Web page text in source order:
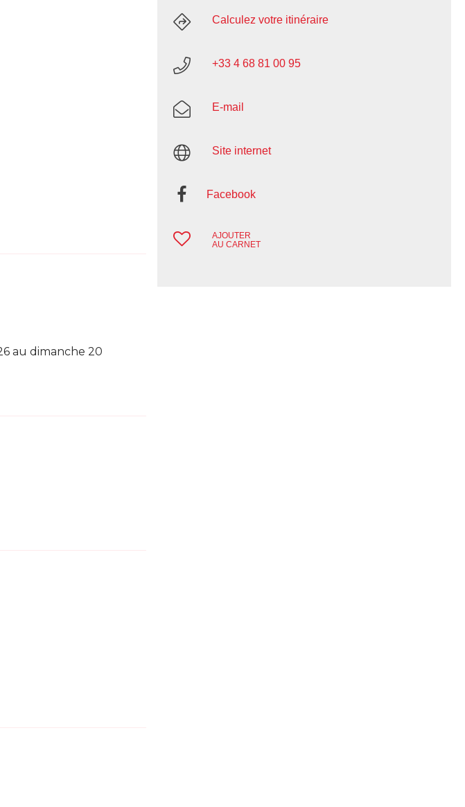
au dimanche 20
Calculez votre itinéraire
+33 4 68 81 00 95
E-mail
Site internet
Facebook
AJOUTER
AU CARNET